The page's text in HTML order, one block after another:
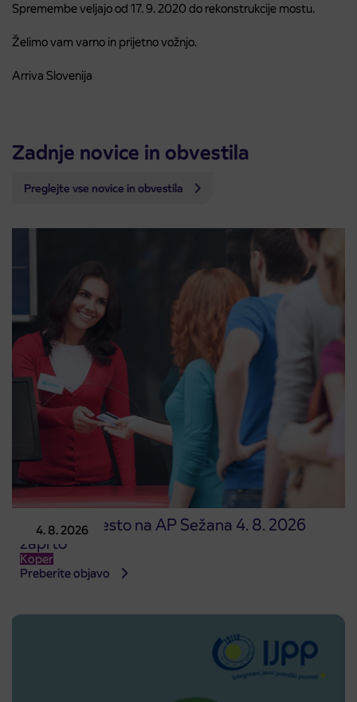
Spremembe veljajo od 17. 9. 2020 do rekonstrukcije mostu.
Želimo vam varno in prijetno vožnjo.
Arriva Slovenija
Zadnje novice in obvestila
Preglejte vse novice in obvestila
4. 8. 2026
Prodajno mesto na AP Sežana 4. 8. 2026
zaprto
Koper
Preberite objavo